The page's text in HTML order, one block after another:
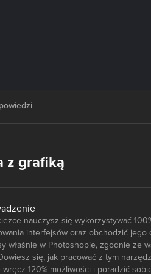
z grafiką
nauczysz się wykorzystywać
interfejsów oraz obchodzić
właśnie w Photoshopie, zgodnie ze
się, jak pracować z tym
wręcz 120% możliwości i poradzić